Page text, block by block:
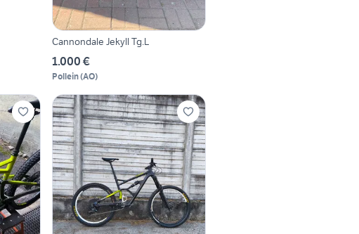
Cannondale Jekyll Tg.L
1.000 €
Pollein(AO)